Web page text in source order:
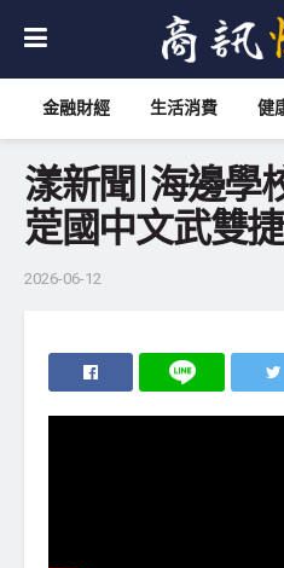
金融財經 生活消費 健
漾新聞|海邊
萣國中文武雙
2026-06-12